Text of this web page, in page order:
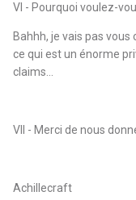
VI - Pourquoi voulez-
Bahhh, je vais pas
ce qui est un énorme
claims...
VII - Merci de nous
Achillecraft